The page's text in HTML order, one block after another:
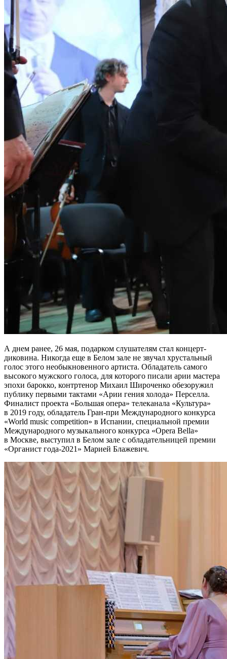
А днем ранее, 26 мая, подарком слушателям стал концерт-
диковина. Никогда еще в Белом зале не звучал хрустальный
голос этого необыкновенного артиста. Обладатель самого
высокого мужского голоса, для которого писали арии мастера
эпохи барокко, контртенор Михаил Широченко обезоружил
публику первыми тактами «Арии гения холода» Перселла.
Финалист проекта «Большая опера» телеканала «Культура»
в 2019 году, обладатель Гран-при Международного конкурса
«World music competition» в Испании, специальной премии
Международного музыкального конкурса «Opera Bella»
в Москве, выступил в Белом зале с обладательницей премии
«Органист года-2021» Марией Блажевич.